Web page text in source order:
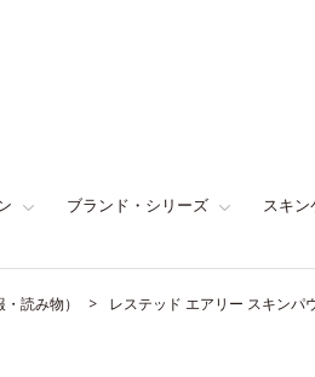
ブランド・シリーズ スキン
読み物） レステッド エアリー スキンパ